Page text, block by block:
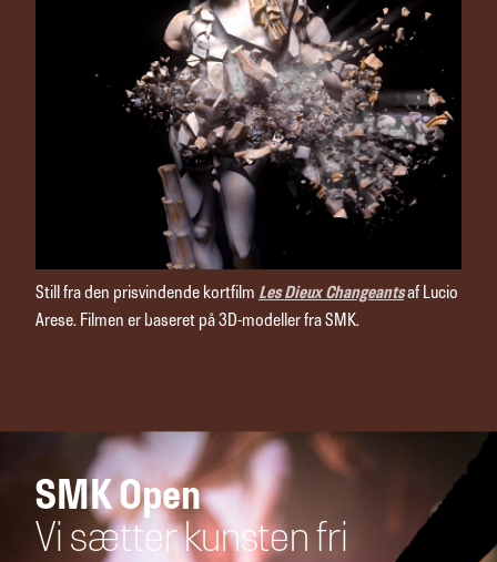
Still fra den prisvindende kortfilm Les Dieux Changeantsaf Lucio
Arese. Filmen er baseret på 3D-modeller fra SMK.
SMK Open
Vi sætter kunsten fri